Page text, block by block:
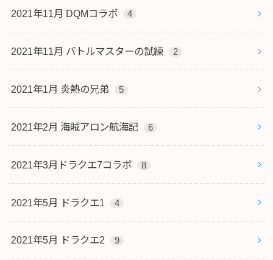
2021年11月 DQMコラボ 4
2021年11月 バトルマスターの試練 2
2021年1月 炎熱の兄弟 5
2021年2月 海賊アロン航海記 6
2021年3月ドラクエ7コラボ 8
2021年5月 ドラクエ1 4
2021年5月 ドラクエ2 9